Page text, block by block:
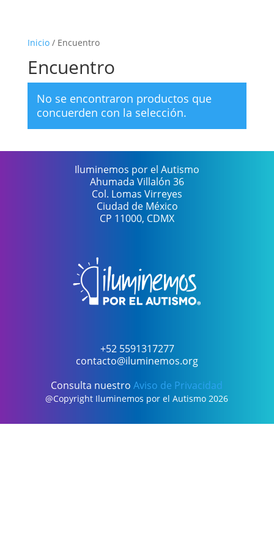
Inicio/ Encuentro
Encuentro
No se encontraron productos que
concuerden con la selección.
Iluminemos por el Autismo
Ahumada Villalón 36
Col. Lomas Virreyes
Ciudad de México
CP 11000, CDMX
+52 5591317277
contacto@iluminemos.org
Consulta nuestroAviso de Privacidad
@Copyright Iluminemos por el Autismo 2026